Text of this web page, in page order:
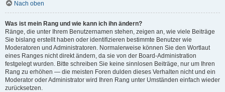
Nach oben
Was ist mein Rang und wie kann ich ihn ändern?
Ränge, die unter Ihrem Benutzernamen stehen, zeigen an, wie viele Beiträge
Sie bislang erstellt haben oder identifizieren bestimmte Benutzer wie
Moderatoren und Administratoren. Normalerweise können Sie den Wortlaut
eines Ranges nicht direkt ändern, da sie von der Board-Administration
festgelegt wurden. Bitte schreiben Sie keine sinnlosen Beiträge, nur um Ihren
Rang zu erhöhen — die meisten Foren dulden dieses Verhalten nicht und ein
Moderator oder Administrator wird Ihren Rang unter Umständen einfach wieder
zurücksetzen.